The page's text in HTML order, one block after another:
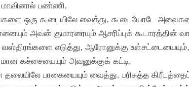
மாவினால் பண்ணி,
ஒரு கூடையிலே வைத்து, கூடையோடே
அவன் குமாரரையும் ஆசரிப்புக்
எடுத்து, ஆரோனுக்கு
கச்சையையும் அவனுக்குக் கட்டி,
பாகையையும் வைத்து, பரிசுத்த